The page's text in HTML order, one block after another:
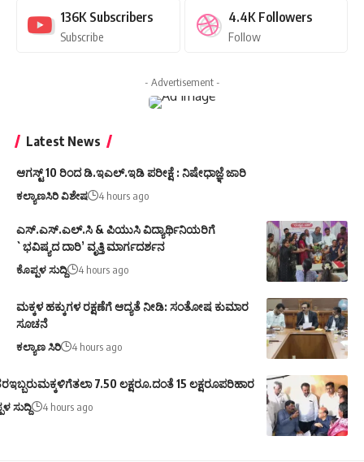
136K Subscribers
Subscribe
4.4K Followers
Follow
- Advertisement -
Latest News
ಆಗಸ್ಟ್ 10 ರಿಂದ ಡಿ.ಇಎಲ್.ಇಡಿ ಪರೀಕ್ಷೆ : ನಿಷೇಧಾಜ್ಞೆ ಜಾರಿ
ಕಲ್ಯಾಣಸಿರಿ ವಿಶೇಷ 4 hours ago
ಎಸ್.ಎಸ್.ಎಲ್.ಸಿ & ಪಿಯುಸಿ ವಿದ್ಯಾರ್ಥಿನಿಯರಿಗೆ
`ಭವಿಷ್ಯದ ದಾರಿ’ ವೃತ್ತಿ ಮಾರ್ಗದರ್ಶನ
ಕೊಪ್ಪಳ ಸುದ್ದಿ 4 hours ago
ಮಕ್ಕಳ ಹಕ್ಕುಗಳ ರಕ್ಷಣೆಗೆ ಆದ್ಯತೆ ನೀಡಿ: ಸಂತೋಷ ಕುಮಾರ
ಸೂಚನೆ
ಕಲ್ಯಾಣ ಸಿರಿ 4 hours ago
7.50 ಲಕ್ಷರೂ.ದಂತೆ 15 ಲಕ್ಷರೂಪರಿಹಾರ
ಸುದ್ದಿ 4 hours ago